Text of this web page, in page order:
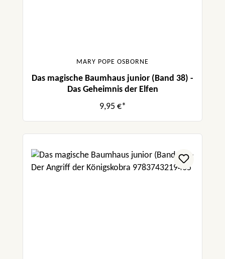
MARY POPE OSBORNE
Das magische Baumhaus junior (Band 38) -
Das Geheimnis der Elfen
9,95 €*